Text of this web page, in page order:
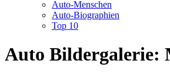
Auto-Menschen
Auto-Biographien
Top 10
Auto Bildergalerie: